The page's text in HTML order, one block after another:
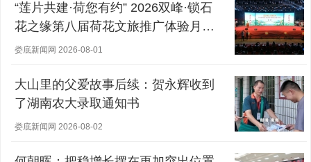
“莲片共建·荷您有约” 2026双峰·锁石
花之缘第八届荷花文旅推广体验月盛
大开幕
娄底新闻网 2026-08-01
大山里的父爱故事后续：贺永辉收到
了湖南农大录取通知书
娄底新闻网 2026-08-02